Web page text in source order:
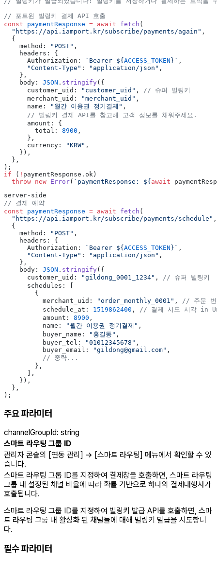
// 포트원 빌링키 결제 API 호출
const paymentResponse = await fetch (
  "https://api.iamport.kr/subscribe/payments/again"
,
  {
    method:
"POST" ,
    headers: {
      Authorization:
`Bearer ${ ACCESS_TOKEN }` ,
      "Content-Type"
: "application/json" ,
    },
    body:
JSON . stringify({
      customer_uid:
"customer_uid" ,
// 슈퍼 빌링키
      merchant_uid:
"merchant_uid" ,
      name:
"월간 이용권 정기결제" ,
      // 빌링키 결제 API를 참고해 고객 정보를 채워주세요.
      amount: {
        total:
8900 ,
      },
      currency:
"KRW" ,
    }),
  },
);
if ( ! paymentResponse.ok)
  throw
new Error( `paymentResponse: ${ await
server-side
// 결제 예약
const paymentResponse = await fetch (
  "https://api.iamport.kr/subscribe/payments/schedule"
,
  {
    method:
"POST" ,
    headers: {
      Authorization:
`Bearer ${ ACCESS_TOKEN }` ,
      "Content-Type"
: "application/json" ,
    },
    body:
JSON . stringify({
      customer_uid:
"gildong_0001_1234" ,
// 슈퍼 빌링키
      schedules: [
        {
          merchant_uid:
"order_monthly_0001" ,
// 주문 번
          schedule_at:
1519862400 ,
// 결제 시도 시각 in
          amount:
8900 ,
          name:
"월간 이용권 정기결제" ,
          buyer_name:
"홍길동" ,
          buyer_tel:
"01012345678" ,
          buyer_email:
"gildong@gmail.com" ,
          // 중략...
        },
      ],
    }),
  },
);
주요 파라미터
channelGroupId: string
스마트 라우팅 그룹 ID
관리자 콘솔의 [연동 관리] → [스마트 라우팅] 메뉴에서 확인할 수 있
습니다.
스마트 라우팅 그룹 ID를 지정하여 결제창을 호출하면, 스마트 라우팅
그룹 내 설정된 채널 비율에 따라 확률 기반으로 하나의 결제대행사가
호출됩니다.
스마트 라우팅 그룹 ID를 지정하여 빌링키 발급 API를 호출하면, 스마
트 라우팅 그룹 내 활성화 된 채널들에 대해 빌링키 발급을 시도합니
다.
필수 파라미터